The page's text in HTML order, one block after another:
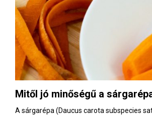
Mitől jó minőségű a
A sárgarépa (Daucus carota subspecies